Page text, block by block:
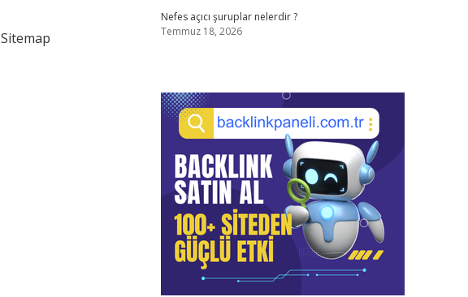
Sitemap
Nefes açıcı şuruplar nelerdir ?
Temmuz 18, 2026